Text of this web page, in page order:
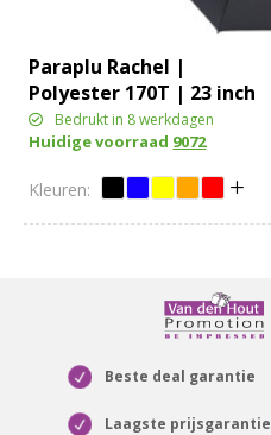
Paraplu Rachel |
Polyester 170T | 23 inch
Bedrukt in 8 werkdagen
Huidige voorraad 9072
Beste deal garantie
Laagste prijsgarantie